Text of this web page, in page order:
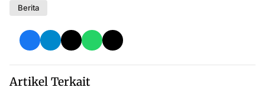
Berita
Artikel Terkait